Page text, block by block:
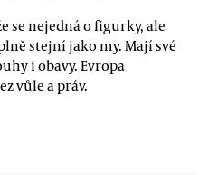
se nejedná o figurky, ale
stejní jako my. Mají své
i obavy. Evropa
vůle a práv.